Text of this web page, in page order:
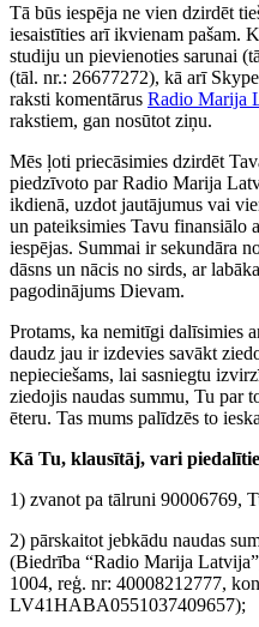
Tā būs iespēja ne vien dzirdēt
iesaistīties arī ikvienam pašam.
studiju un pievienoties sarunai
(tāl. nr.: 26677272), kā arī
raksti komentārus Radio Marija
rakstiem, gan nosūtot ziņu.
Mēs ļoti priecāsimies dzirdēt
piedzīvoto par Radio Marija
ikdienā, uzdot jautājumus vai
un pateiksimies Tavu finansiālo
iespējas. Summai ir sekundāra
dāsns un nācis no sirds, ar
pagodinājums Dievam.
Protams, ka nemitīgi dalīsimies
daudz jau ir izdevies savākt
nepieciešams, lai sasniegtu
ziedojis naudas summu, Tu par
ēteru. Tas mums palīdzēs to
Kā Tu, klausītāj, vari
1) zvanot pa tālruni 90006769,
2) pārskaitot jebkādu naudas
(Biedrība “Radio Marija
1004, reģ. nr: 40008212777,
LV41HABA0551037409657);